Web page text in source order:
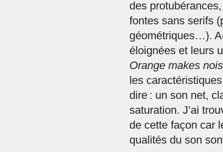
des
fontes sans serifs
géométriques…).
éloignées et leurs
Orange makes
les
dire : un son net,
saturation. J’ai
de cette façon car
qualités du son